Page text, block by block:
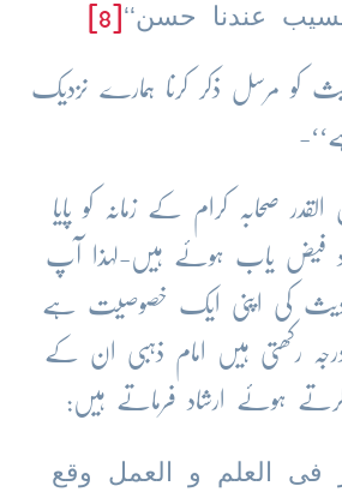
عندنا حسن‘‘
کو مرسل ذکر کرنا ہمارے نزدیک
صحابہ کرام کے زمانہ کو پایا
فیض یاب ہوئے ہیں-لہذا آپ
کی اپنی ایک خصوصیت ہے
رکھتی ہیں امام ذہبی ان کے
ہوئے ارشاد فرماتے ہیں:
فی العلم و العمل وقع